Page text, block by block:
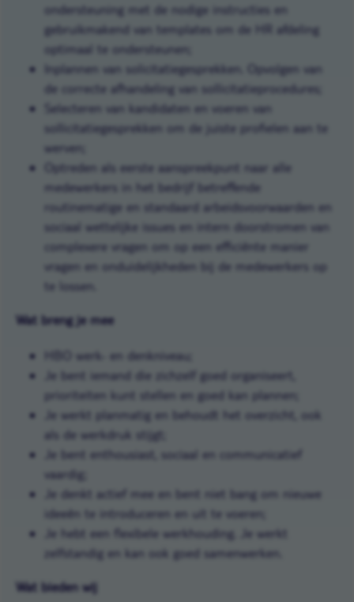
ondersteuning met de nodige instructies en
gebruikmakend van templates om de HR afdeling
optimaal te ondersteunen;
Inplannen van solicitatiegesprekken. Opvolgen van
de correcte afhandeling van sollicitatieprocedures;
Selecteren van kandidaten en voeren van
sollicitatiegesprekken om de juiste profielen aan te
werven;
Optreden als eerste aanspreekpunt naar alle
medewerkers in het bedrijf betreffende
routinematige en standaard arbeidsvoorwaarden en
sociaal wettelijke issues en intern doorstromen van
complexere vragen om op een efficiënte manier
vragen en onduidelijkheden bij de medewerkers op
te lossen.
Wat breng je mee
HBO werk- en denkniveau;
Je bent iemand die zichzelf goed organiseert,
prioriteiten kunt stellen en goed kan plannen;
Je werkt planmatig en behoudt het overzicht, ook
als de werkdruk stijgt;
Je bent enthousiast, sociaal en communicatief
vaardig;
Je denkt actief mee en bent niet bang om nieuwe
ideeën te introduceren en uit te voeren;
Je hebt een flexibele werkhouding. Je werkt
zelfstandig en kan ook goed samenwerken.
Wat bieden wij